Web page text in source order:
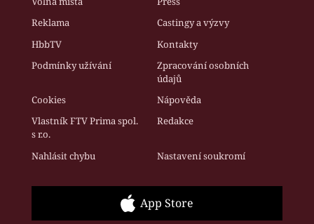
Reklama
Castingy a výzvy
HbbTV
Kontakty
Podmínky užívání
Zpracování osobních
údajů
Cookies
Nápověda
Vlastník FTV Prima spol.
s r.o.
Redakce
Nahlásit chybu Nastavení soukromí
App Store